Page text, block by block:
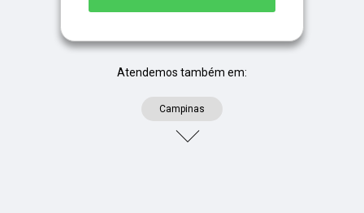
Atendemos também em:
Campinas